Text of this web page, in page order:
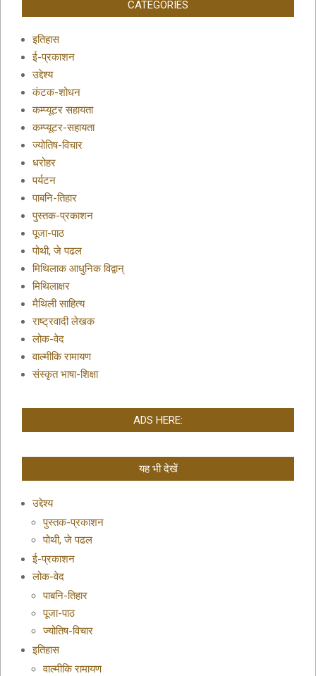
CATEGORIES
इतिहास
ई-प्रकाशन
उद्देश्य
कंटक-शोधन
कम्प्यूटर सहायता
कम्प्यूटर-सहायता
ज्योतिष-विचार
धरोहर
पर्यटन
पाबनि-तिहार
पुस्तक-प्रकाशन
पूजा-पाठ
पोथी, जे पढल
मिथिलाक आधुनिक विद्वान्
मिथिलाक्षर
मैथिली साहित्य
राष्ट्रवादी लेखक
लोक-वेद
वाल्मीकि रामायण
संस्कृत भाषा-शिक्षा
ADS HERE:
यह भी देखें
उद्देश्य
पुस्तक-प्रकाशन
पोथी, जे पढल
ई-प्रकाशन
लोक-वेद
पाबनि-तिहार
पूजा-पाठ
ज्योतिष-विचार
इतिहास
वाल्मीकि रामायण